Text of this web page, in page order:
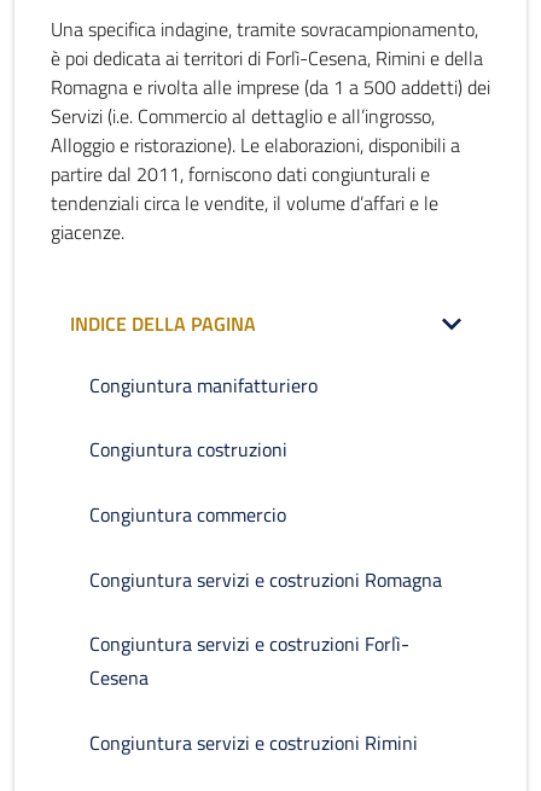
Una specifica indagine, tramite sovracampionamento,
è poi dedicata ai territori di Forlì-Cesena, Rimini e della
Romagna e rivolta alle imprese (da 1 a 500 addetti) dei
Servizi (i.e. Commercio al dettaglio e all’ingrosso,
Alloggio e ristorazione). Le elaborazioni, disponibili a
partire dal 2011, forniscono dati congiunturali e
tendenziali circa le vendite, il volume d’affari e le
giacenze.
INDICE DELLA PAGINA
Congiuntura manifatturiero
Congiuntura costruzioni
Congiuntura commercio
Congiuntura servizi e costruzioni Romagna
Congiuntura servizi e costruzioni Forlì-
Cesena
Congiuntura servizi e costruzioni Rimini